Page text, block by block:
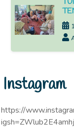
Instagram
https://